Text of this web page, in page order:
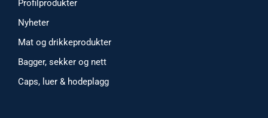
Profilprodukter
Nyheter
Mat og drikkeprodukter
Bagger, sekker og nett
Caps, luer & hodeplagg